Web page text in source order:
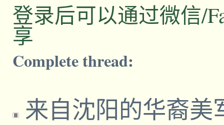
登录后可以通过微信/
享
Complete thread:
来自沈阳的华裔美